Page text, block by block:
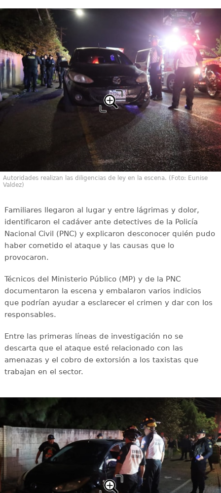
Autoridades realizan las diligencias de ley en la escena. (Foto: Eunise
Valdez)
Familiares llegaron al lugar y entre lágrimas y dolor,
identificaron el cadáver ante detectives de la Policía
Nacional Civil (PNC) y explicaron desconocer quién pudo
haber cometido el ataque y las causas que lo
provocaron.
Técnicos del Ministerio Público (MP) y de la PNC
documentaron la escena y embalaron varios indicios
que podrían ayudar a esclarecer el crimen y dar con los
responsables.
Entre las primeras líneas de investigación no se
descarta que el ataque esté relacionado con las
amenazas y el cobro de extorsión a los taxistas que
trabajan en el sector.